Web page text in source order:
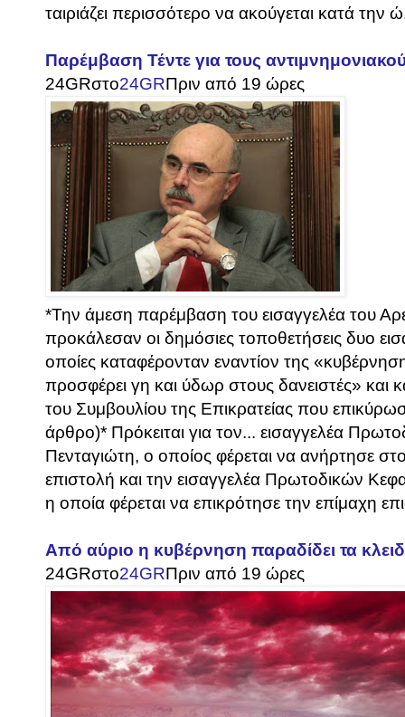
ταιριάζει περισσότερο να ακούγεται κατά την
Παρέμβαση Τέντε για τους
24GRστο24GRΠριν από 19 ώρες
*Την άμεση παρέμβαση του εισαγγελέα του
προκάλεσαν οι δημόσιες τοποθετήσεις δυο
οποίες καταφέρονταν εναντίον της
προσφέρει γη και ύδωρ στους δανειστές»
του Συμβουλίου της Επικρατείας που
άρθρο)* Πρόκειται για τον... εισαγγελέα
Πενταγιώτη, ο οποίος φέρεται να ανήρτησε στο
επιστολή και την εισαγγελέα Πρωτοδικών
η οποία φέρεται να επικρότησε την επίμαχη
Από αύριο η κυβέρνηση παραδίδει τα
24GRστο24GRΠριν από 19 ώρες